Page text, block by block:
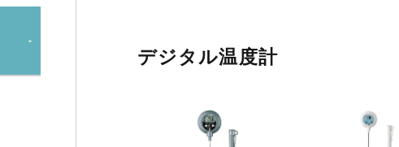
デジタル温度計